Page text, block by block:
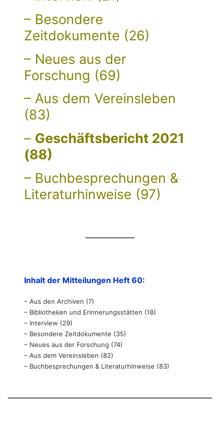
– Besondere
Zeitdokumente (26)
– Neues aus der
Forschung (69)
– Aus dem Vereinsleben
(83)
– Geschäftsbericht 2021
(88)
– Buchbesprechungen &
Literaturhinweise (97)
Inhalt der Mitteilungen Heft 60:
– Aus den Archiven (7)
– Bibliotheken und Erinnerungsstätten (18)
– Interview (29)
– Besondere Zeitdokumente (35)
– Neues aus der Forschung (74)
– Aus dem Vereinsleben (82)
– Buchbesprechungen & Literaturhinweise (83)